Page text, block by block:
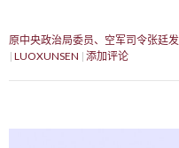
原中央政治局委员、空军司令张廷
LUOXUNSEN 添加评论